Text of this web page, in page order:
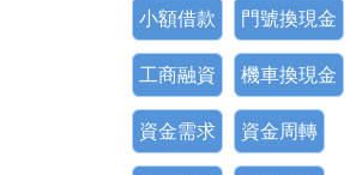
小額借款 門號換現金
工商融資 機車換現金
資金需求 資金周轉